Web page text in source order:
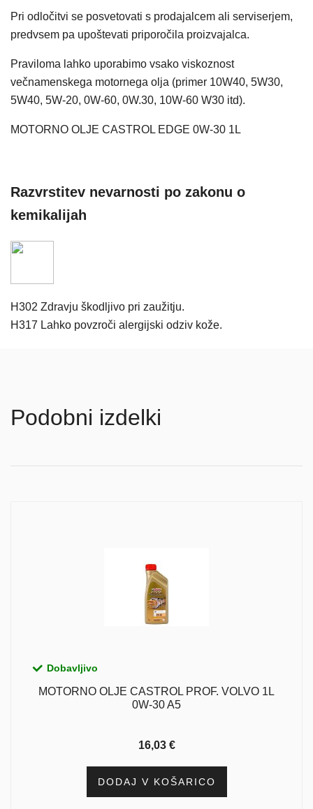
Pri odločitvi se posvetovati s prodajalcem ali serviserjem,
predvsem pa upoštevati priporočila proizvajalca.
Praviloma lahko uporabimo vsako viskoznost
večnamenskega motornega olja (primer 10W40, 5W30,
5W40, 5W-20, 0W-60, 0W.30, 10W-60 W30 itd).
MOTORNO OLJE CASTROL EDGE 0W-30 1L
Razvrstitev nevarnosti po zakonu o
kemikalijah
H302 Zdravju škodljivo pri zaužitju.
H317 Lahko povzroči alergijski odziv kože.
Podobni izdelki
Dobavljivo
MOTORNO OLJE CASTROL PROF. VOLVO 1L
0W-30 A5
16,03 €
DODAJ V KOŠARICO